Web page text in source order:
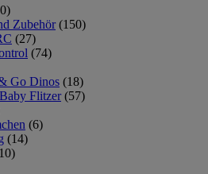
Zubehör (150)
(27)
(74)
Go Dinos (18)
Flitzer (57)
(6)
(14)